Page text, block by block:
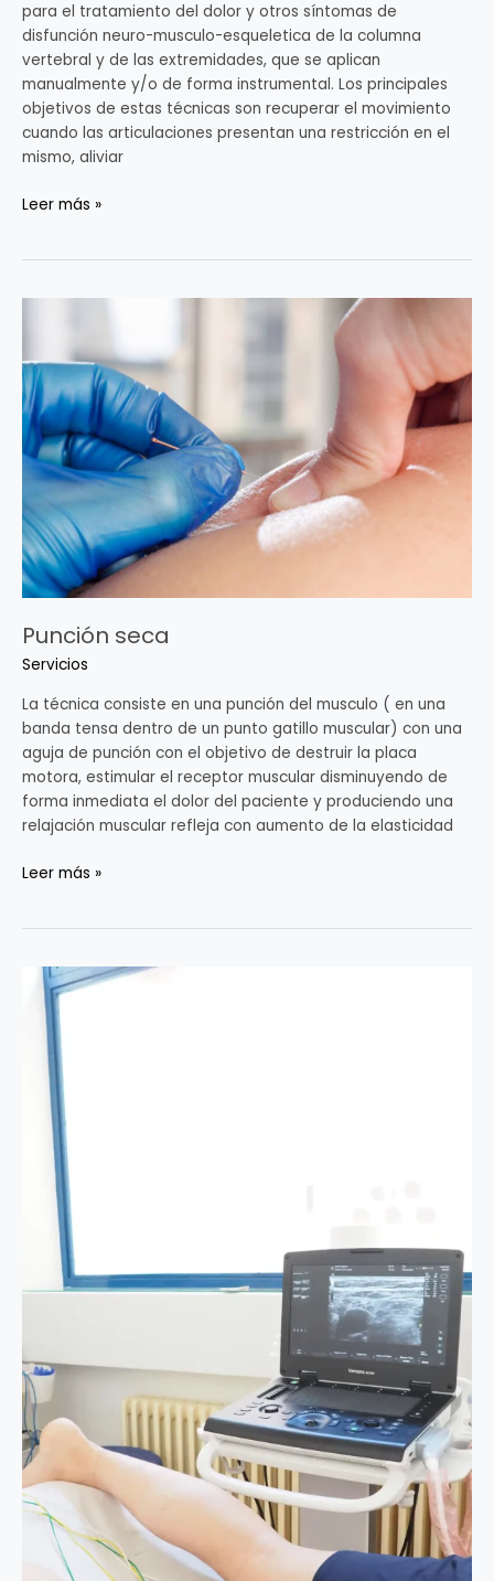
para el tratamiento del dolor y otros síntomas de
disfunción neuro-musculo-esqueletica de la columna
vertebral y de las extremidades, que se aplican
manualmente y/o de forma instrumental. Los principales
objetivos de estas técnicas son recuperar el movimiento
cuando las articulaciones presentan una restricción en el
mismo, aliviar
Leer más »
Punción seca
Servicios
La técnica consiste en una punción del musculo ( en una
banda tensa dentro de un punto gatillo muscular) con una
aguja de punción con el objetivo de destruir la placa
motora, estimular el receptor muscular disminuyendo de
forma inmediata el dolor del paciente y produciendo una
relajación muscular refleja con aumento de la elasticidad
Leer más »
Neuromodulación
percutánea
ecoguiada